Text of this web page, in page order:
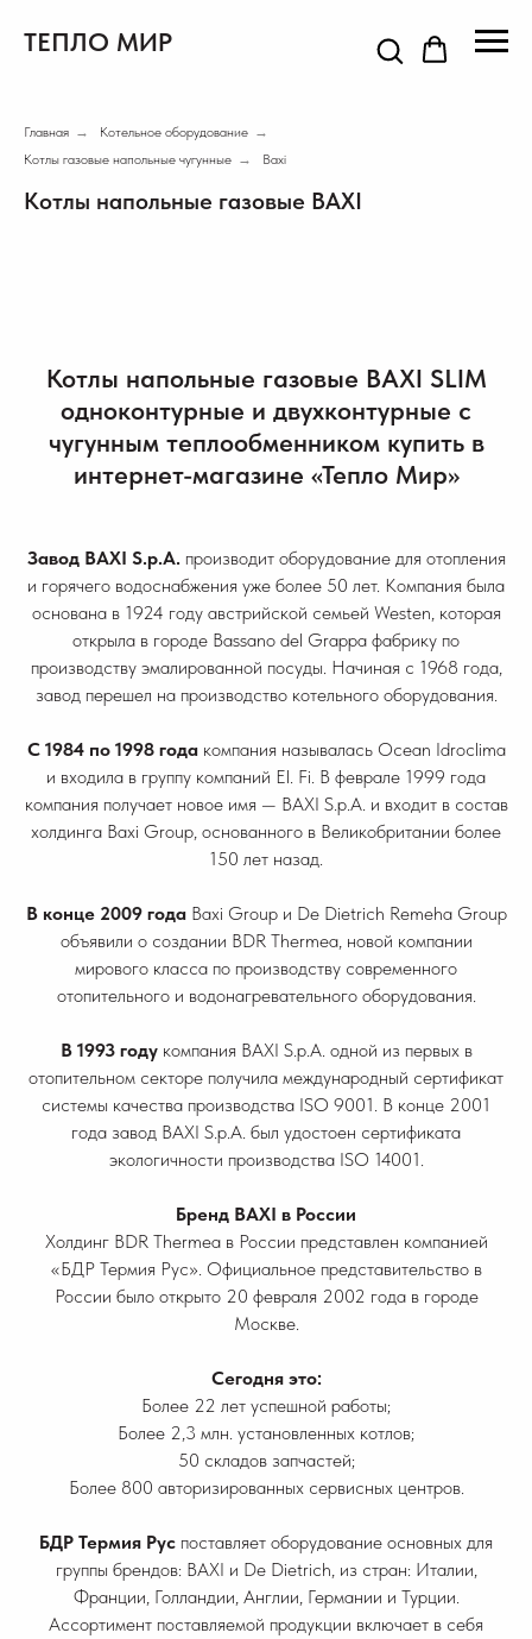
ТЕПЛО МИР
Главная → Котельное оборудование →
Котлы газовые напольные чугунные → Baxi
Котлы напольные газовые BAXI
Котлы напольные газовые BAXI SLIM
одноконтурные и двухконтурные c
чугунным теплообменником купить в
интернет-магазине «Тепло Мир»
Завод BAXI S.p.A. производит оборудование для отопления
и горячего водоснабжения уже более 50 лет. Компания была
основана в 1924 году австрийской семьей Westen, которая
открыла в городе Bassano del Grappa фабрику по
производству эмалированной посуды. Начиная с 1968 года,
завод перешел на производство котельного оборудования.
С 1984 по 1998 года компания называлась Ocean Idroclima
и входила в группу компаний El. Fi. В феврале 1999 года
компания получает новое имя — BAXI S.p.A. и входит в состав
холдинга Baxi Group, основанного в Великобритании более
150 лет назад.
В конце 2009 года Baxi Group и De Dietrich Remeha Group
объявили о создании BDR Thermea, новой компании
мирового класса по производству современного
отопительного и водонагревательного оборудования.
В 1993 году компания BAXI S.p.A. одной из первых в
отопительном секторе получила международный сертификат
системы качества производства ISO 9001. В конце 2001
года завод BAXI S.p.A. был удостоен сертификата
экологичности производства ISO 14001.
Бренд BAXI в России
Холдинг BDR Thermea в России представлен компанией
«БДР Термия Рус». Официальное представительство в
России было открыто 20 февраля 2002 года в городе
Москве.
Сегодня это:
Более 22 лет успешной работы;
Более 2,3 млн. установленных котлов;
50 складов запчастей;
Более 800 авторизированных сервисных центров.
БДР Термия Рус поставляет оборудование основных для
группы брендов: BAXI и De Dietrich, из стран: Италии,
Франции, Голландии, Англии, Германии и Турции.
Ассортимент поставляемой продукции включает в себя